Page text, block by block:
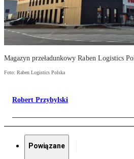
Magazyn przeładunkowy Raben Logistics
Foto: Raben Logistics Polska
Robert Przybylski
Powiązane